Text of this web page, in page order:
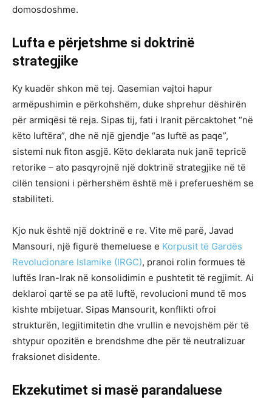
domosdoshme.
Lufta e përjetshme si doktrinë
strategjike
Ky kuadër shkon më tej. Qasemian vajtoi hapur
armëpushimin e përkohshëm, duke shprehur dëshirën
për armiqësi të reja. Sipas tij, fati i Iranit përcaktohet “në
këto luftëra”, dhe në një gjendje “as luftë as paqe”,
sistemi nuk fiton asgjë. Këto deklarata nuk janë tepricë
retorike – ato pasqyrojnë një doktrinë strategjike në të
cilën tensioni i përhershëm është më i preferueshëm se
stabiliteti.
Kjo nuk është një doktrinë e re. Vite më parë, Javad
Mansouri, një figurë themeluese e Korpusit të Gardës
Revolucionare Islamike (IRGC), pranoi rolin formues të
luftës Iran-Irak në konsolidimin e pushtetit të regjimit. Ai
deklaroi qartë se pa atë luftë, revolucioni mund të mos
kishte mbijetuar. Sipas Mansourit, konflikti ofroi
strukturën, legjitimitetin dhe vrullin e nevojshëm për të
shtypur opozitën e brendshme dhe për të neutralizuar
fraksionet disidente.
Ekzekutimet si masë parandaluese